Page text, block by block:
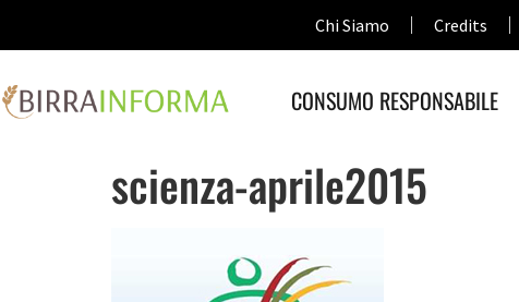
Chi Siamo Credits
CONSUMO RESPONSABILE
scienza-aprile2015